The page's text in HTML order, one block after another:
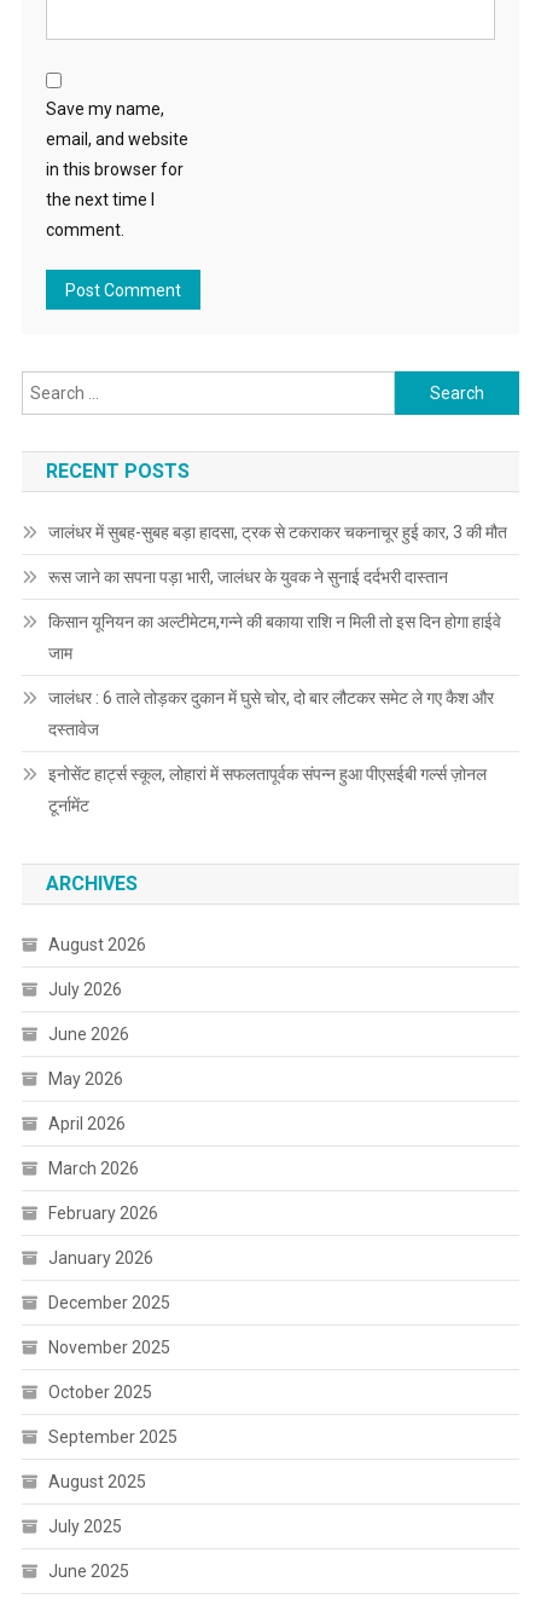
Save my name,
email, and website
in this browser for
the next time I
comment.
Search for:
RECENT POSTS
जालंधर में सुबह-सुबह बड़ा हादसा, ट्रक से टकराकर चकनाचूर हुई कार, 3 की मौत
रूस जाने का सपना पड़ा भारी, जालंधर के युवक ने सुनाई दर्दभरी दास्तान
किसान यूनियन का अल्टीमेटम,गन्ने की बकाया राशि न मिली तो इस दिन होगा हाईवे
जाम
जालंधर : 6 ताले तोड़कर दुकान में घुसे चोर, दो बार लौटकर समेट ले गए कैश और
दस्तावेज
इनोसेंट हार्ट्स स्कूल, लोहारां में सफलतापूर्वक संपन्न हुआ पीएसईबी गर्ल्स ज़ोनल
टूर्नामेंट
ARCHIVES
August 2026
July 2026
June 2026
May 2026
April 2026
March 2026
February 2026
January 2026
December 2025
November 2025
October 2025
September 2025
August 2025
July 2025
June 2025